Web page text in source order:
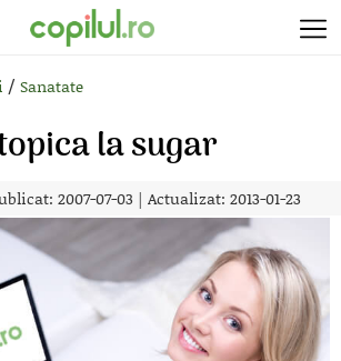
/ Sanatate
la sugar
2007-07-03 | Actualizat: 2013-01-23